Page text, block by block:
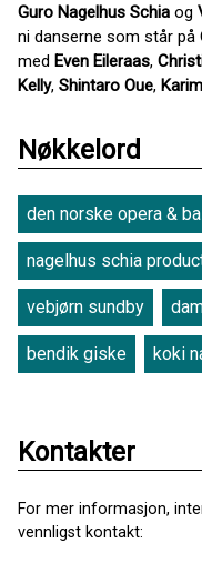
Guro Nagelhus Schia og
ni danserne som står på
med Even Eileraas,
Kelly, Shintaro Oue,
Nøkkelord
den norske opera &
nagelhus schia
vebjørn sundby
bendik giske koki
Kontakter
For mer informasjon,
vennligst kontakt: